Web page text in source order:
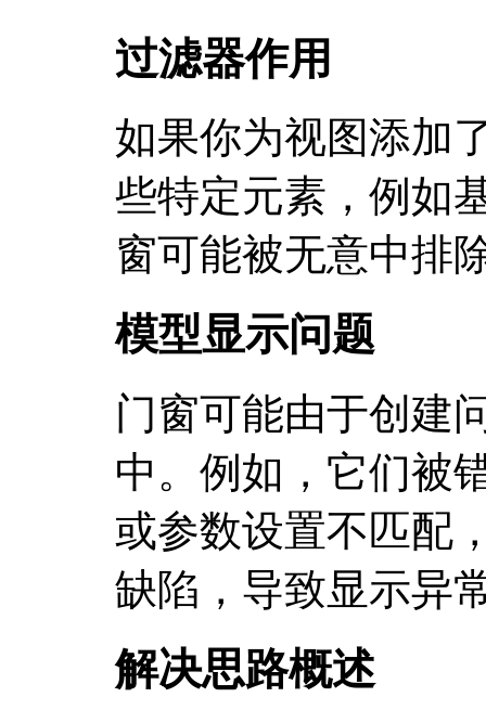
过滤器作用
如果你为视图添加
些特定元素，例如
窗可能被无意中排
模型显示问题
门窗可能由于创建
中。例如，它们被
或参数设置不匹配
缺陷，导致显示异
解决思路概述